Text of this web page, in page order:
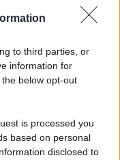
to third parties, or
information for
below opt-out
is processed you
based on personal
disclosed to
PolicyNote legali